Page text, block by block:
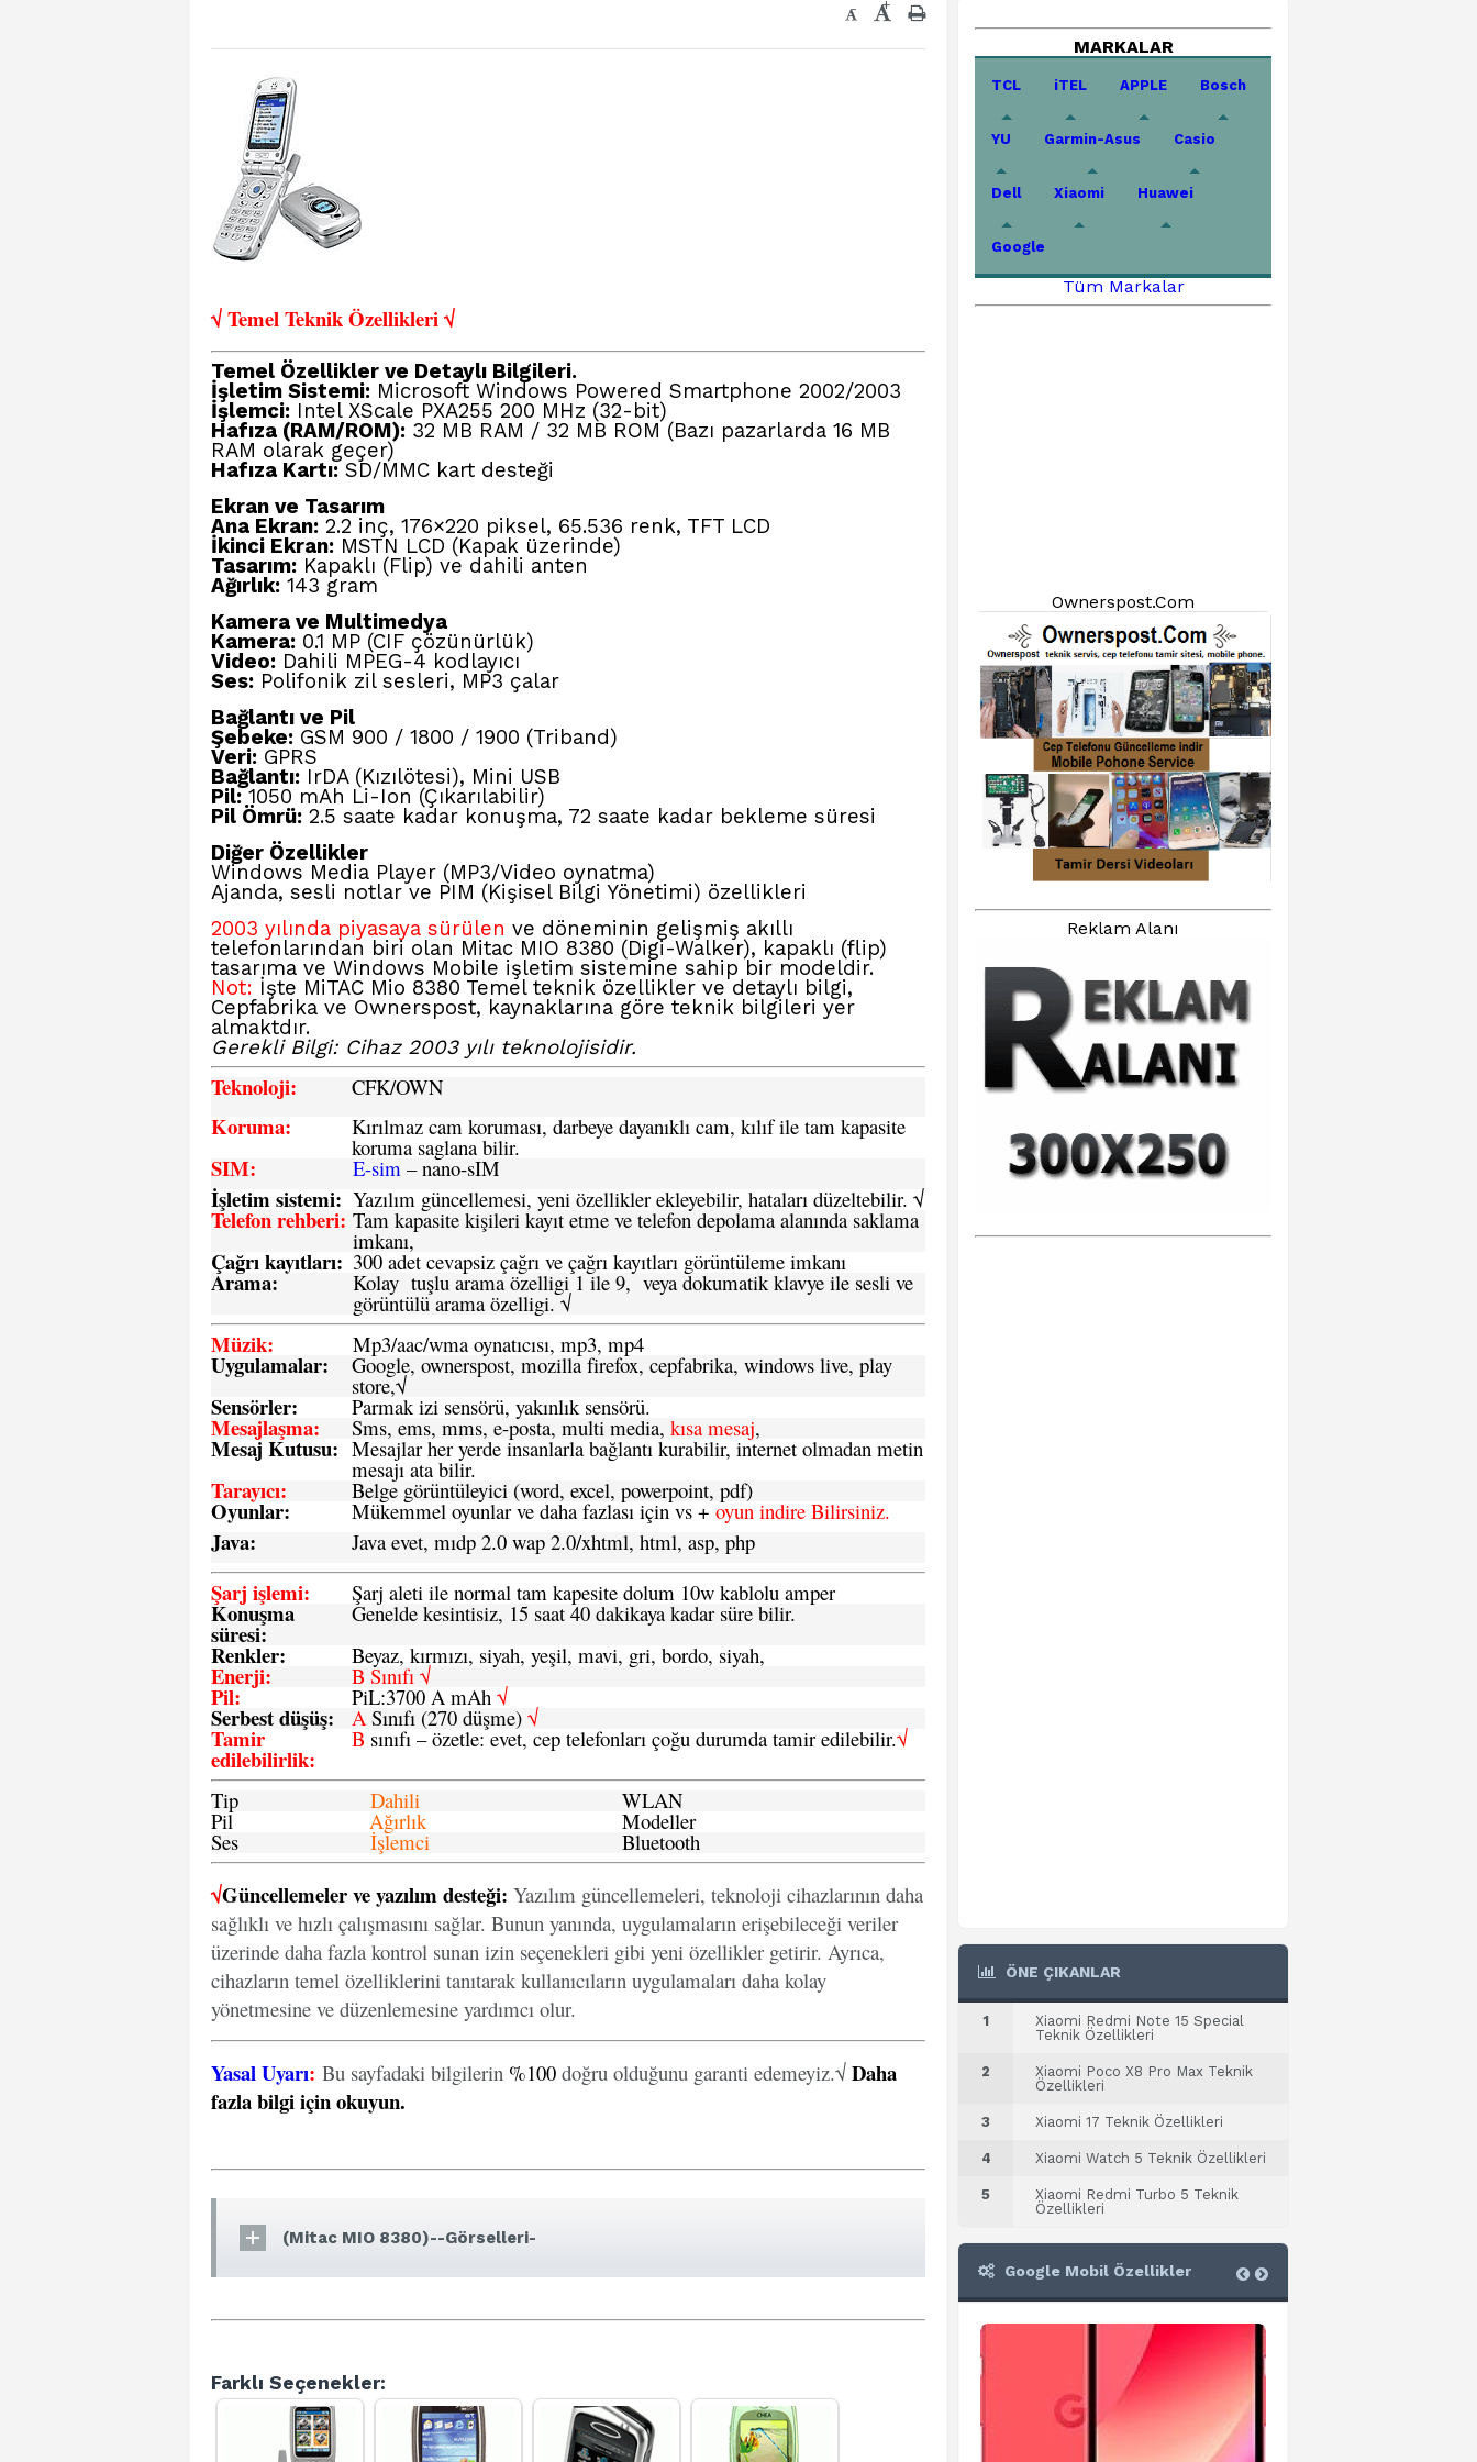
- +
√ Temel Teknik Özellikleri √
Temel Özellikler ve Detaylı Bilgileri.
İşletim Sistemi: Microsoft Windows Powered Smartphone 2002/2003
İşlemci: Intel XScale PXA255 200 MHz (32-bit)
Hafıza (RAM/ROM): 32 MB RAM / 32 MB ROM (Bazı pazarlarda 16 MB
RAM olarak geçer)
Hafıza Kartı: SD/MMC kart desteği
Ekran ve Tasarım
Ana Ekran: 2.2 inç, 176×220 piksel, 65.536 renk, TFT LCD
İkinci Ekran: MSTN LCD (Kapak üzerinde)
Tasarım: Kapaklı (Flip) ve dahili anten
Ağırlık: 143 gram
Kamera ve Multimedya
Kamera: 0.1 MP (CIF çözünürlük)
Video: Dahili MPEG-4 kodlayıcı
Ses: Polifonik zil sesleri, MP3 çalar
Bağlantı ve Pil
Şebeke: GSM 900 / 1800 / 1900 (Triband)
Veri: GPRS
Bağlantı: IrDA (Kızılötesi), Mini USB
Pil: 1050 mAh Li-Ion (Çıkarılabilir)
Pil Ömrü: 2.5 saate kadar konuşma, 72 saate kadar bekleme süresi
Diğer Özellikler
Windows Media Player (MP3/Video oynatma)
Ajanda, sesli notlar ve PIM (Kişisel Bilgi Yönetimi) özellikleri
2003 yılında piyasaya sürülen ve döneminin gelişmiş akıllı
telefonlarından biri olan Mitac MIO 8380 (Digi-Walker), kapaklı (flip)
tasarıma ve Windows Mobile işletim sistemine sahip bir modeldir.
Not: İşte MiTAC Mio 8380 Temel teknik özellikler ve detaylı bilgi,
Cepfabrika ve Ownerspost, kaynaklarına göre teknik bilgileri yer
almaktdır.
Gerekli Bilgi: Cihaz 2003 yılı teknolojisidir.
Teknoloji: CFK/OWN
Koruma: Kırılmaz cam koruması, darbeye dayanıklı cam, kılıf ile tam kapasite
koruma saglana bilir.
SIM: E-sim – nano-sIM
İşletim sistemi: Yazılım güncellemesi, yeni özellikler ekleyebilir, hataları düzeltebilir. √
Telefon rehberi: Tam kapasite kişileri kayıt etme ve telefon depolama alanında saklama
imkanı,
Çağrı kayıtları: 300 adet cevapsiz çağrı ve çağrı kayıtları görüntüleme imkanı
Arama: Kolay tuşlu arama özelligi 1 ile 9, veya dokumatik klavye ile sesli ve
görüntülü arama özelligi. √
Müzik: Mp3/aac/wma oynatıcısı, mp3, mp4
Uygulamalar: Google, ownerspost, mozilla firefox, cepfabrika, windows live, play
store,√
Sensörler: Parmak izi sensörü, yakınlık sensörü.
Mesajlaşma: Sms, ems, mms, e-posta, multi media, kısa mesaj,
Mesaj Kutusu: Mesajlar her yerde insanlarla bağlantı kurabilir, internet olmadan metin
mesajı ata bilir.
Tarayıcı: Belge görüntüleyici (word, excel, powerpoint, pdf)
Oyunlar: Mükemmel oyunlar ve daha fazlası için vs +oyun indire Bilirsiniz.
Java: Java evet, mıdp 2.0 wap 2.0/xhtml, html, asp, php
Şarj işlemi: Şarj aleti ile normal tam kapesite dolum 10w kablolu amper
Konuşma
süresi:
Genelde kesintisiz, 15 saat 40 dakikaya kadar süre bilir.
Renkler: Beyaz, kırmızı, siyah, yeşil, mavi, gri, bordo, siyah,
Enerji: B Sınıfı √
Pil: PiL:3700 A mAh √
Serbest düşüş: ASınıfı (270 düşme) √
Tamir
edilebilirlik:
B sınıfı – özetle: evet, cep telefonları çoğu durumda tamir edilebilir.√
Tip Dahili WLAN
Pil Ağırlık Modeller
Ses İşlemci Bluetooth
√Güncellemeler ve yazılım desteği: Yazılım güncellemeleri, teknoloji cihazlarının daha
sağlıklı ve hızlı çalışmasını sağlar. Bunun yanında, uygulamaların erişebileceği veriler
üzerinde daha fazla kontrol sunan izin seçenekleri gibi yeni özellikler getirir. Ayrıca,
cihazların temel özelliklerini tanıtarak kullanıcıların uygulamaları daha kolay
yönetmesine ve düzenlemesine yardımcı olur.
Yasal Uyarı: Bu sayfadaki bilgilerin %100 doğru olduğunu garanti edemeyiz.√ Daha
fazla bilgi için okuyun.
(Mitac MIO 8380)--Görselleri-
Farklı Seçenekler:
MARKALAR
TCL iTEL APPLE Bosch
YU Garmin-Asus Casio
Dell Xiaomi Huawei
Google
Tüm Markalar
Ownerspost.Com
Reklam Alanı
ÖNE ÇIKANLAR
1
Xiaomi Redmi Note 15 Special
Teknik Özellikleri
2
Xiaomi Poco X8 Pro Max Teknik
Özellikleri
3 Xiaomi 17 Teknik Özellikleri
4 Xiaomi Watch 5 Teknik Özellikleri
5
Xiaomi Redmi Turbo 5 Teknik
Özellikleri
Google Mobil Özellikler